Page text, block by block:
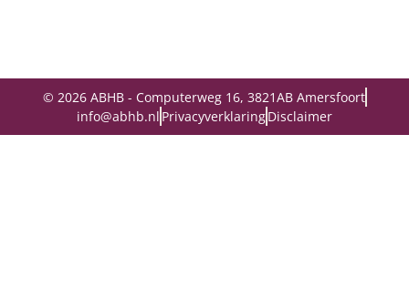
© 2026 ABHB - Computerweg 16, 3821AB Amersfoort
info@abhb.nl PrivacyverklaringDisclaimer